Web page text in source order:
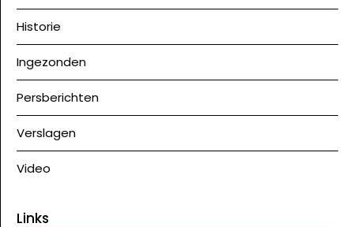
Historie
Ingezonden
Persberichten
Verslagen
Video
Links